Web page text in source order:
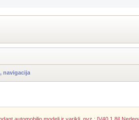
navigacija